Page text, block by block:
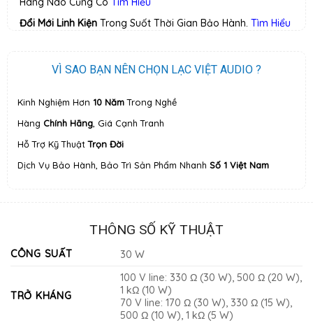
Đổi Mới Linh KiệnTrong Suốt Thời Gian Bảo Hành. Tìm Hiểu
VÌ SAO BẠN NÊN CHỌN LẠC VIỆT AUDIO ?
Kinh Nghiệm Hơn 10 NămTrong Nghề
Hàng Chính Hãng, Giá Cạnh Tranh
Hỗ Trợ Kỹ ThuậtTrọn Đời
Dịch Vụ Bảo Hành, Bảo Trì Sản Phẩm Nhanh Số 1 Việt Nam
THÔNG SỐ KỸ THUẬT
CÔNG SUẤT 30 W
TRỞ KHÁNG
100 V line: 330 Ω (30 W), 500 Ω (20 W),
1 kΩ (10 W)
70 V line: 170 Ω (30 W), 330 Ω (15 W),
500 Ω (10 W), 1 kΩ (5 W)